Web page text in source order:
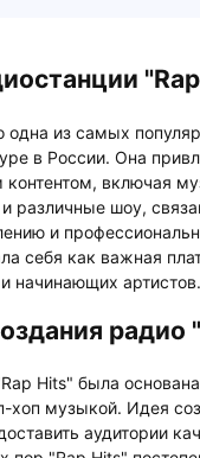
одна из самых
в России. Она
контентом, включая
различные шоу,
и
себя как важная
начинающих артистов.
радио
Hits" была
хоп музыкой. Идея
аудитории